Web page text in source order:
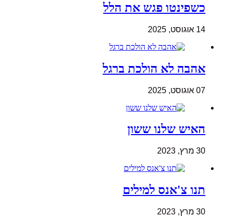
כשפינטו פגש את הלל
14 אוגוסט, 2025
אהבה לא הולכת ברגל
07 אוגוסט, 2025
האיש שלנו ששון
30 מרץ, 2023
תנו צ'אנס למילים
30 מרץ, 2023